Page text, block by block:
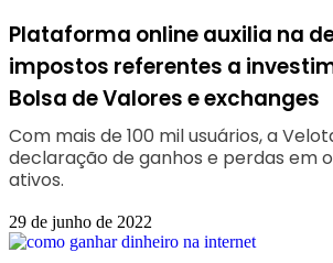
Plataforma online auxilia na
impostos referentes a
Bolsa de Valores e exchanges
Com mais de 100 mil usuários, a
declaração de ganhos e perdas em
ativos.
29 de junho de 2022